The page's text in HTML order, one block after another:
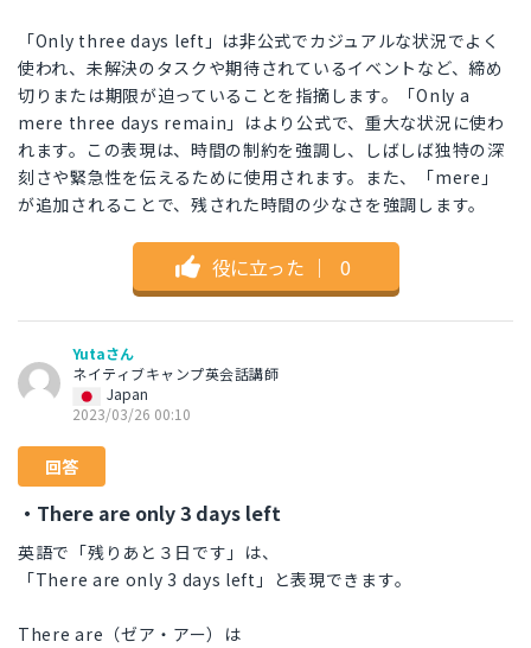
「Only three days left」は非公式でカジュアルな状況でよく
使われ、未解決のタスクや期待されているイベントなど、締め
切りまたは期限が迫っていることを指摘します。「Only a
mere three days remain」はより公式で、重大な状況に使わ
れます。この表現は、時間の制約を強調し、しばしば独特の深
刻さや緊急性を伝えるために使用されます。また、「mere」
が追加されることで、残された時間の少なさを強調します。
役に立った ｜ 0
Yutaさん
ネイティブキャンプ英会話講師
Japan
2023/03/26 00:10
回答
・There are only 3 days left
英語で「残りあと３日です」は、
「There are only 3 days left」と表現できます。
There are（ゼア・アー）は